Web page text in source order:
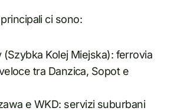
ci sono:
(Szybka Kolej Miejska): ferrovia
tra Danzica, Sopot e
e WKD: servizi suburbani